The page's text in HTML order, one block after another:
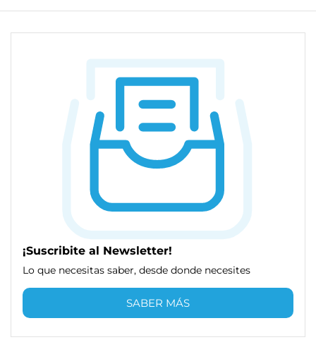
¡Suscribite al Newsletter!
Lo que necesitas saber, desde donde necesites
SABER MÁS